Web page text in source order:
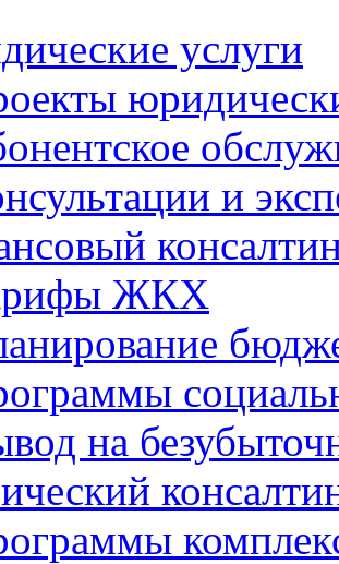
услуги
и
ЖКХ
на